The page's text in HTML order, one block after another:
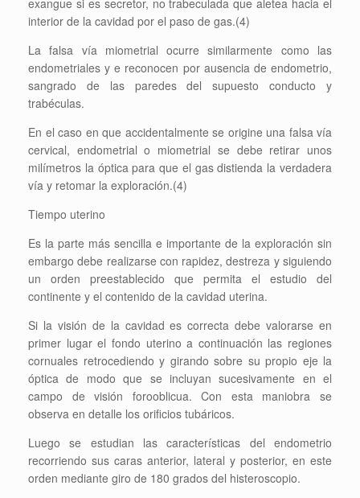
exangue si es secretor, no trabeculada que aletea hacia el
interior de la cavidad por el paso de gas.(4)
La falsa vía miometrial ocurre similarmente como las
endometriales y e reconocen por ausencia de endometrio,
sangrado de las paredes del supuesto conducto y
trabéculas.
En el caso en que accidentalmente se origine una falsa vía
cervical, endometrial o miometrial se debe retirar unos
milímetros la óptica para que el gas distienda la verdadera
vía y retomar la exploración.(4)
Tiempo uterino
Es la parte más sencilla e importante de la exploración sin
embargo debe realizarse con rapidez, destreza y siguiendo
un orden preestablecido que permita el estudio del
continente y el contenido de la cavidad uterina.
Si la visión de la cavidad es correcta debe valorarse en
primer lugar el fondo uterino a continuación las regiones
cornuales retrocediendo y girando sobre su propio eje la
óptica de modo que se incluyan sucesivamente en el
campo de visión forooblicua. Con esta maniobra se
observa en detalle los orificios tubáricos.
Luego se estudian las características del endometrio
recorriendo sus caras anterior, lateral y posterior, en este
orden mediante giro de 180 grados del histeroscopio.